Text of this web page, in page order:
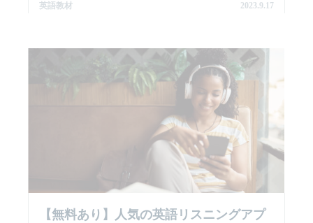
英語教材 2023.9.17
【無料あり】人気の英語リスニングアプ